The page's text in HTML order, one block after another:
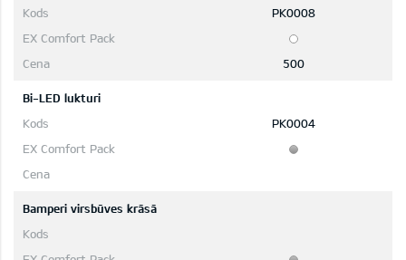
PK0008
500
Bi-LED lukturi
PK0004
Bamperi virsbūves krāsā